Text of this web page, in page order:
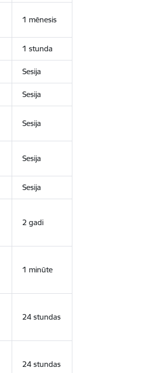
1 mēnesis
1 stunda
Sesija
Sesija
Sesija
Sesija
Sesija
2 gadi
1 minūte
24 stundas
24 stundas